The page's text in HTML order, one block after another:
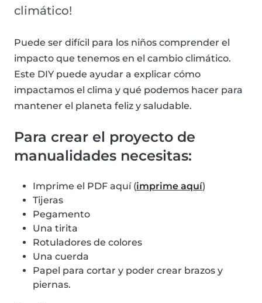
climático!
Puede ser difícil para los niños comprender el
impacto que tenemos en el cambio climático.
Este DIY puede ayudar a explicar cómo
impactamos el clima y qué podemos hacer para
mantener el planeta feliz y saludable.
Para crear el proyecto de
manualidades necesitas:
Imprime el PDF aquí (imprime aquí)
Tijeras
Pegamento
Una tirita
Rotuladores de colores
Una cuerda
Papel para cortar y poder crear brazos y
piernas.